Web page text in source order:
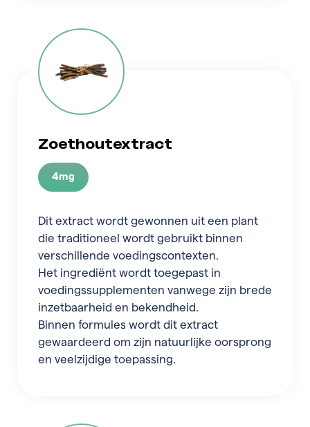
Zoethoutextract
4mg
Dit extract wordt gewonnen uit een plant
die traditioneel wordt gebruikt binnen
verschillende voedingscontexten.
Het ingrediënt wordt toegepast in
voedingssupplementen vanwege zijn brede
inzetbaarheid en bekendheid.
Binnen formules wordt dit extract
gewaardeerd om zijn natuurlijke oorsprong
en veelzijdige toepassing.